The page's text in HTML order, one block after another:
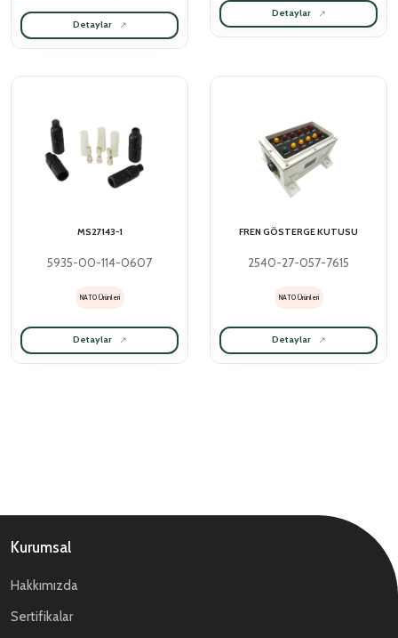
Detaylar
Detaylar
MS27143-1
5935-00-114-0607
NATO Ürünleri
Detaylar
FREN GÖSTERGE KUTUSU
2540-27-057-7615
NATO Ürünleri
Detaylar
Kurumsal
Hakkımızda
Sertifikalar